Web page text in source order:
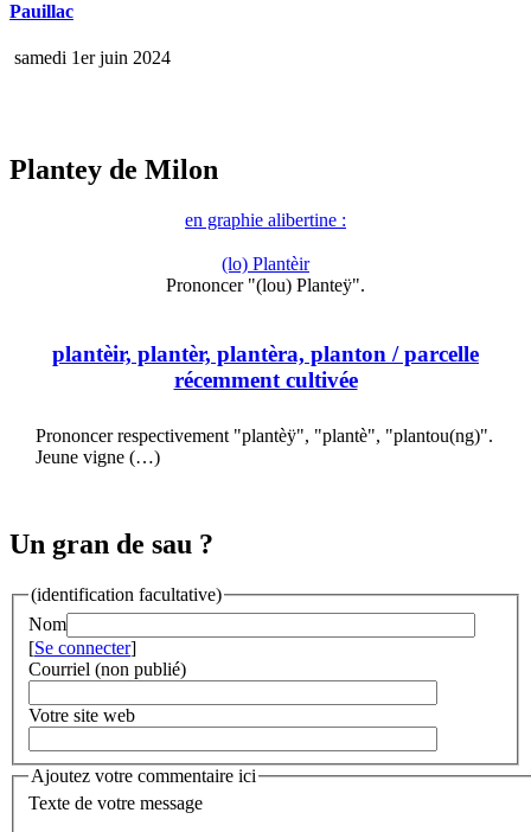
Pauillac
samedi 1er juin 2024
Plantey de Milon
en graphie alibertine :
(lo) Plantèir
Prononcer "(lou) Planteÿ".
plantèir, plantèr, plantèra, planton / parcelle
récemment cultivée
Prononcer respectivement "plantèÿ", "plantè", "plantou(ng)".
Jeune vigne (…)
Un gran de sau ?
(identification facultative)
Nom
[Se connecter]
Courriel (non publié)
Votre site web
Ajoutez votre commentaire ici
Texte de votre message